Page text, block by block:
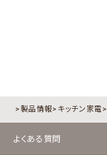
製品情報 キッチン家電
よくある質問